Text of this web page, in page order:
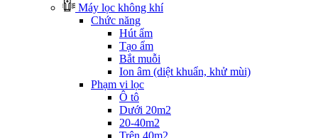
Máy lọc không khí
Chức năng
Hút ẩm
Tạo ẩm
Bắt muỗi
Ion âm (diệt khuẩn, khử mùi)
Phạm vi lọc
Ô tô
Dưới 20m2
20-40m2
Trên 40m2